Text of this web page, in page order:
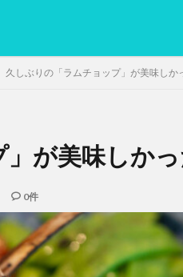
久しぶりの「ラムチョップ」が美味しか
が美味しかっ
0件
グリグリ画像 マレーシア動画
検索